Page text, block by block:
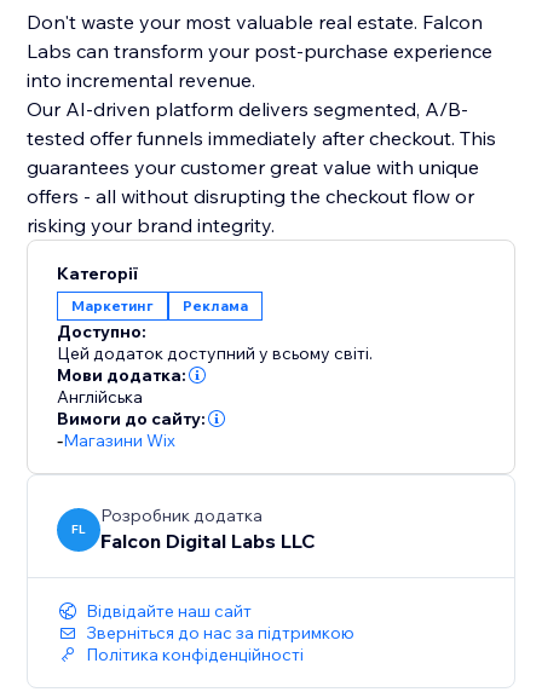
Don't waste your most valuable real estate. Falcon
Labs can transform your post-purchase experience
into incremental revenue.
Our AI-driven platform delivers segmented, A/B-
tested offer funnels immediately after checkout. This
guarantees your customer great value with unique
offers - all without disrupting the checkout flow or
risking your brand integrity.
Категорії
Маркетинг Реклама
Доступно:
Цей додаток доступний у всьому світі.
Мови додатка:
Англійська
Вимоги до сайту:
-Магазини Wix
FL
Розробник додатка
Falcon Digital Labs LLC
Відвідайте наш сайт
Зверніться до нас за підтримкою
Політика конфіденційності